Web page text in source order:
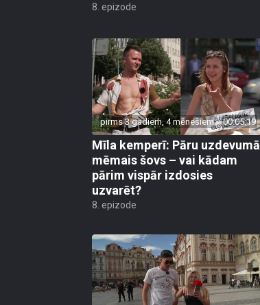
8. epizode
pirms 3 gadiem, 4 mēnešiem 00:05:19
Mīla kemperī: Pāru uzdevumā
mēmais šovs – vai kādam
pārim vispār izdosies
uzvarēt?
8. epizode